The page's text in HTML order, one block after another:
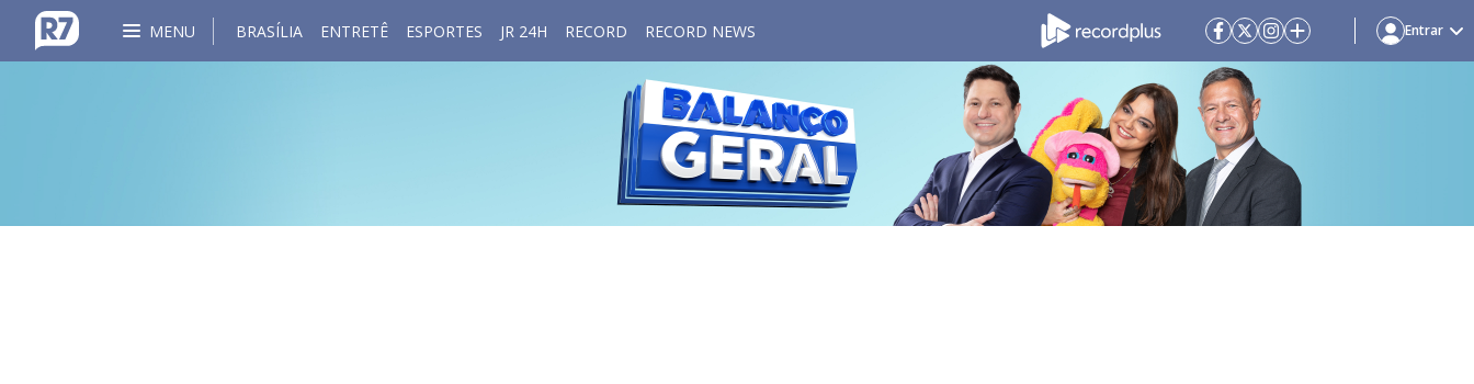
MENU BRASÍLIA ENTRETÊ ESPORTES JR 24H RECORD RECORD NEWS Entrar